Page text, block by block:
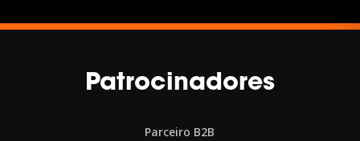
Patrocinadores
Parceiro B2B